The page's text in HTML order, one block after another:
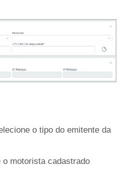
o tipo do emitente da
o motorista cadastrado